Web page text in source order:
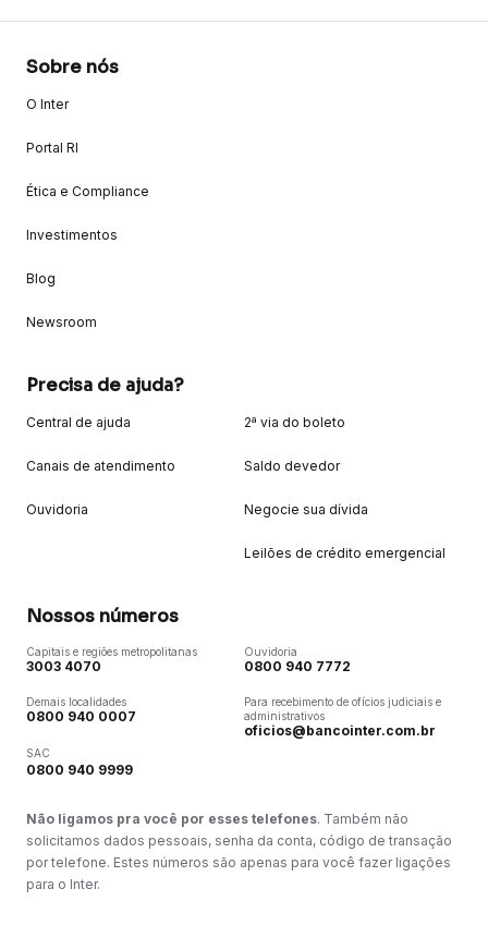
Sobre nós
O Inter
Portal RI
Ética e Compliance
Investimentos
Blog
Newsroom
Precisa de ajuda?
Central de ajuda
Canais de atendimento
Ouvidoria
2ª via do boleto
Saldo devedor
Negocie sua dívida
Leilões de crédito emergencial
Nossos números
Capitais e regiões metropolitanas
3003 4070
Demais localidades
0800 940 0007
SAC
0800 940 9999
Ouvidoria
0800 940 7772
Para recebimento de ofícios judiciais e
administrativos
oficios@bancointer.com.br
Não ligamos pra você por esses telefones. Também não
solicitamos dados pessoais, senha da conta, código de transação
por telefone. Estes números são apenas para você fazer ligações
para o Inter.